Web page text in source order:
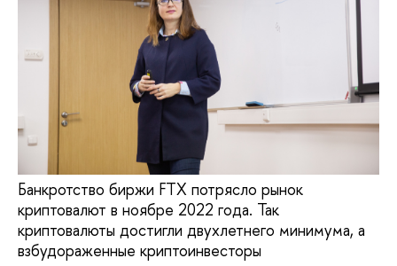
Банкротство биржи FTX потрясло рынок
криптовалют в ноябре 2022 года. Так
криптовалюты достигли двухлетнего минимума, а
взбудораженные криптоинвесторы